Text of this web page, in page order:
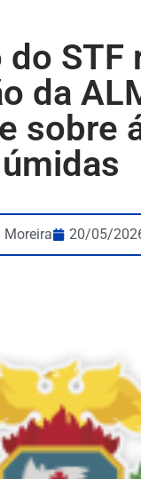
do STF
da
sobre
úmidas
Moreira 20/05/